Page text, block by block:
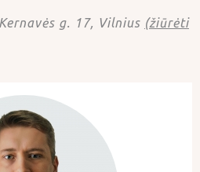
g. 17, Vilnius (žiūrėti